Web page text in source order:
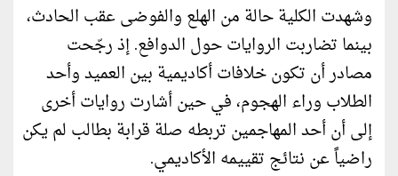
وشهدت الكلية حالة من الهلع والفوضى عقب الحادث،
بينما تضاربت الروايات حول الدوافع. إذ رجّحت
مصادر أن تكون خلافات أكاديمية بين العميد وأحد
الطلاب وراء الهجوم، في حين أشارت روايات أخرى
إلى أن أحد المهاجمين تربطه صلة قرابة بطالب لم يكن
راضياً عن نتائج تقييمه الأكاديمي.